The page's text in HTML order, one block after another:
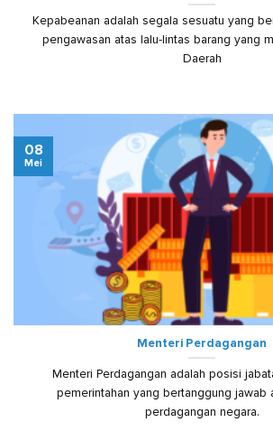
Kepabeanan adalah segala sesuatu yang
pengawasan atas lalu-lintas barang yang
Daerah
Menteri Perdagangan
Menteri Perdagangan adalah posisi
pemerintahan yang bertanggung jawab
perdagangan negara.
08
Mei